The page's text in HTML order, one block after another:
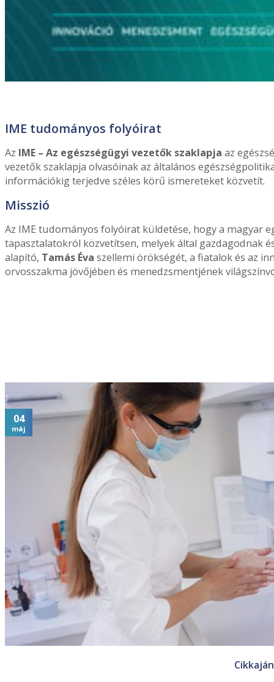
IME tudományos folyóirat
Az IME – Az egészségügyi vezetők szaklapja az
vezetők szaklapja olvasóinak az általános
információkig terjedve széles körű ismereteket közvetít.
Misszió
Az IME tudományos folyóirat küldetése, hogy a magyar
tapasztalatokról közvetítsen, melyek által gazdagodnak
alapító, Tamás Éva szellemi örökségét, a fiatalok és az
orvosszakma jövőjében és menedzsmentjének
04
máj